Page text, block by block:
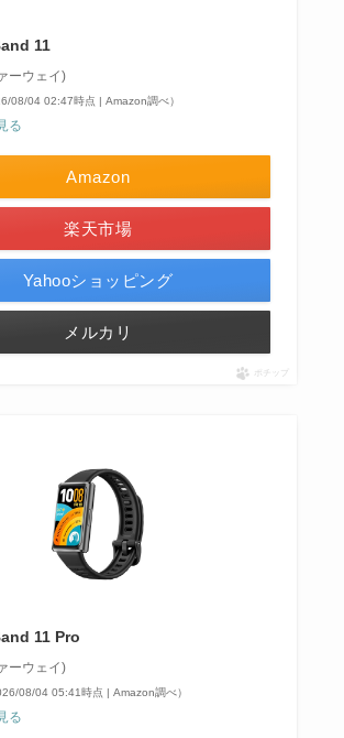
11
ーウェイ)
08/04 02:47時点 | Amazon調べ）
る
Amazon
楽天市場
Yahooショッピング
メルカリ
ポチップ
11 Pro
ーウェイ)
08/04 05:41時点 | Amazon調べ）
る